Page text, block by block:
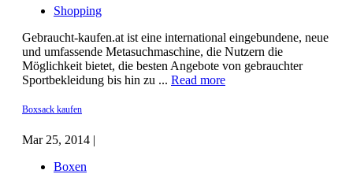
Shopping
Gebraucht-kaufen.at ist eine international eingebundene, neue
und umfassende Metasuchmaschine, die Nutzern die
Möglichkeit bietet, die besten Angebote von gebrauchter
Sportbekleidung bis hin zu ... Read more
Boxsack kaufen
Mar 25, 2014 |
Boxen